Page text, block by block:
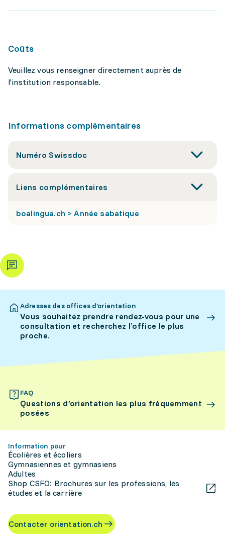
Coûts
Veuillez vous renseigner directement auprès de
l'institution responsable.
Informations complémentaires
Numéro Swissdoc
Liens complémentaires
boalingua.ch > Année sabatique
Adresses des offices d’orientation
Vous souhaitez prendre rendez-vous pour une
consultation et recherchez l’office le plus
proche.
FAQ
Questions d’orientation les plus fréquemment
posées
Information pour
Écolières et écoliers
Gymnasiennes et gymnasiens
Adultes
Shop CSFO: Brochures sur les professions, les
études et la carrière
Contacter orientation.ch